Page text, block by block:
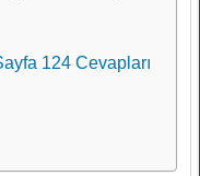
124 Cevapları